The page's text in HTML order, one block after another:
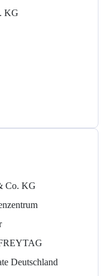
KG
Co. KG
Deutschland